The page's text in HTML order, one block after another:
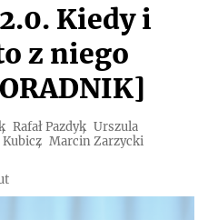
Kiedy i
z niego
Rafał Pazdyk Urszula
Marcin Zarzycki